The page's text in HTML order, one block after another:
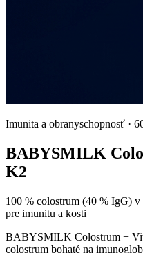
Imunita a obranyschopnosť ·
BABYSMILK
K2
100 % colostrum (40 % IgG)
pre imunitu a kosti
BABYSMILK Colostrum +
colostrum bohaté na